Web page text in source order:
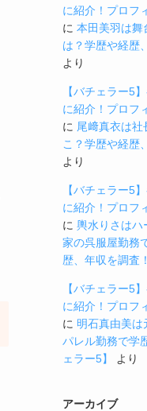
に紹介！プロフ
に 本田美羽は舞
は？学歴や経歴
より
【バチェラー5
に紹介！プロフ
に 尾﨑真衣は社
こ？学歴や経歴
より
【バチェラー5
に紹介！プロフ
に 輿水りさはハ
家の呉服屋勤務
歴、年収を調査
【バチェラー5
に紹介！プロフ
に 明石真由美は
パレル勤務で学
ェラー5】
より
アーカイブ